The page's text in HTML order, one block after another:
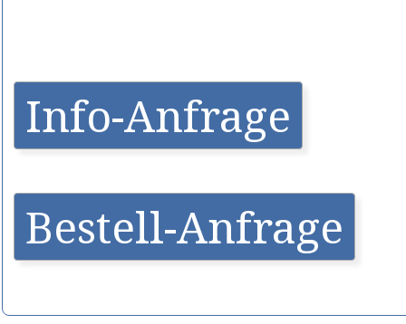
Info-Anfrage
Bestell-Anfrage